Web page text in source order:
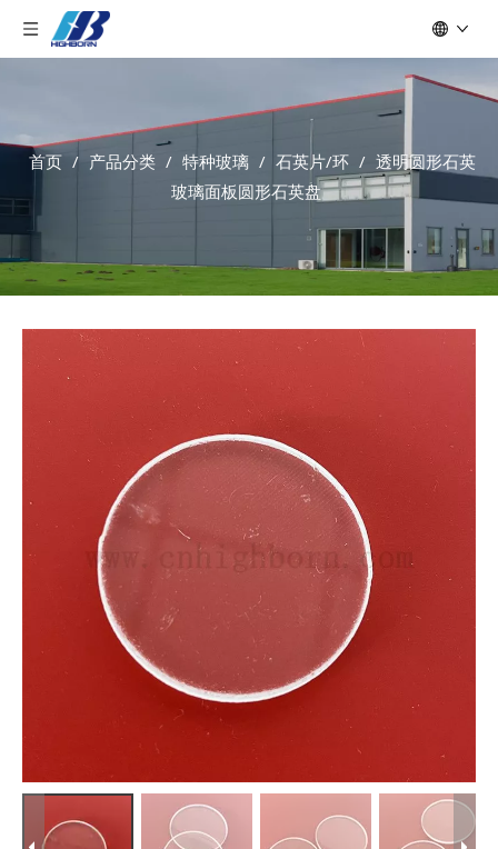
首页 / 产品分类 / 特种玻璃 / 石英片/环 / 透明圆形石英
玻璃面板圆形石英盘